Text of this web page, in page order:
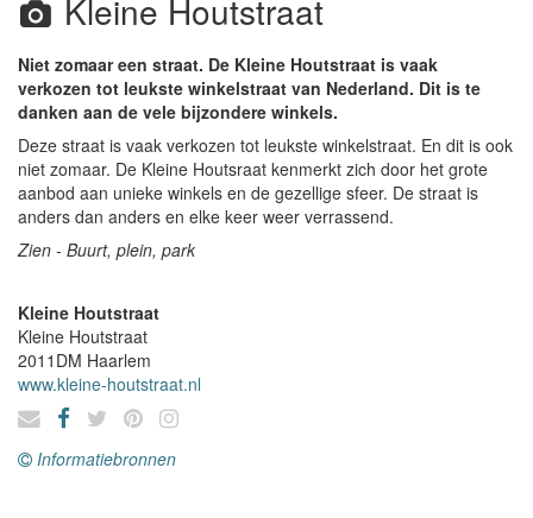
Kleine Houtstraat
Niet zomaar een straat. De Kleine Houtstraat is vaak
verkozen tot leukste winkelstraat van Nederland. Dit is te
danken aan de vele bijzondere winkels.
Deze straat is vaak verkozen tot leukste winkelstraat. En dit is ook
niet zomaar. De Kleine Houtsraat kenmerkt zich door het grote
aanbod aan unieke winkels en de gezellige sfeer. De straat is
anders dan anders en elke keer weer verrassend.
Zien - Buurt, plein, park
Kleine Houtstraat
Kleine Houtstraat
2011DM Haarlem
www.kleine-houtstraat.nl
Informatiebronnen